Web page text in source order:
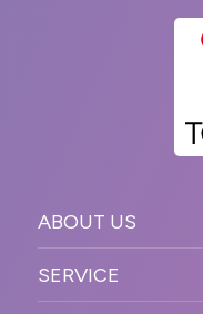
ABOUT US
PURPOSE
SERVICE